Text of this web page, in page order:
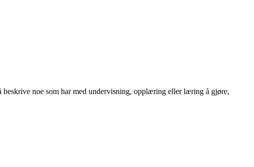
beskrive noe som har med undervisning, opplæring eller læring å gjøre,